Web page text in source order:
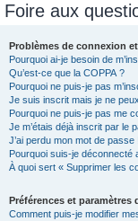
Foire aux
Problèmes de connexion
Pourquoi ai-je besoin de
Qu’est-ce que la COPPA ?
Pourquoi ne puis-je pas
Je suis inscrit mais je ne
Pourquoi ne puis-je pas me
Je m’étais déjà inscrit par le
J’ai perdu mon mot de passe !
Pourquoi suis-je déconnecté
À quoi sert « Supprimer les
Préférences et paramètres
Comment puis-je modifier